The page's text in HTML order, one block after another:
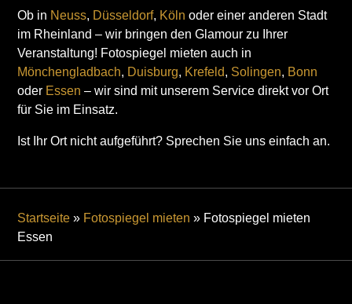
Ob in Neuss, Düsseldorf, Köln oder einer anderen Stadt
im Rheinland – wir bringen den Glamour zu Ihrer
Veranstaltung! Fotospiegel mieten auch in
Mönchengladbach, Duisburg, Krefeld, Solingen, Bonn
oder Essen – wir sind mit unserem Service direkt vor Ort
für Sie im Einsatz.
Ist Ihr Ort nicht aufgeführt? Sprechen Sie uns einfach an.
Startseite » Fotospiegel mieten » Fotospiegel mieten
Essen